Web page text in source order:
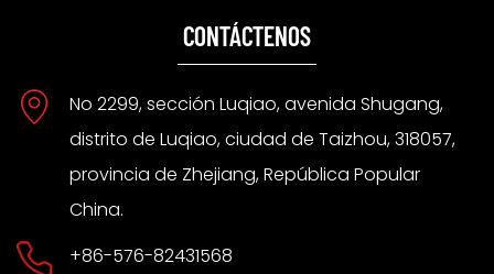
CONTÁCTENOS
No 2299, sección Luqiao, avenida Shugang,
distrito de Luqiao, ciudad de Taizhou, 318057,
provincia de Zhejiang, República Popular
China.
+86-576-82431568